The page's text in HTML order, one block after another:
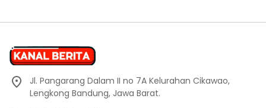
Jl. Pangarang Dalam II no 7A Kelurahan Cikawao,
Lengkong Bandung, Jawa Barat.